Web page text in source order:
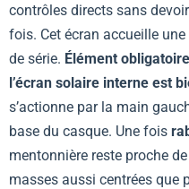
contrôles directs sans
fois. Cet écran accueille
de série. Élément
l’écran solaire interne est
s’actionne par la main
base du casque. Une fois
mentonnière reste proche
masses aussi centrées que